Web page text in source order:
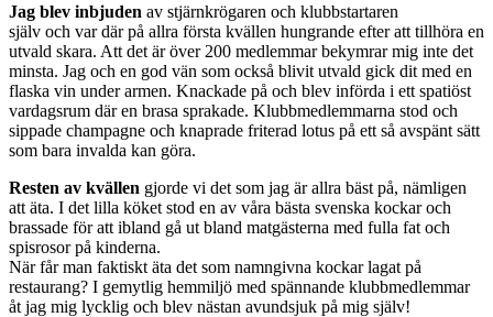
Jag blev inbjuden av stjärnkrögaren och klubbstartaren
själv och var där på allra första kvällen hungrande efter att tillhöra en
utvald skara. Att det är över 200 medlemmar bekymrar mig inte det
minsta. Jag och en god vän som också blivit utvald gick dit med en
flaska vin under armen. Knackade på och blev införda i ett spatiöst
vardagsrum där en brasa sprakade. Klubbmedlemmarna stod och
sippade champagne och knaprade friterad ­lotus på ett så avspänt sätt
som bara invalda kan göra.
Resten av kvällen gjorde vi det som jag är allra bäst på, nämligen
att äta. I det lilla köket stod en av våra bästa svenska kockar och
brassade för att ibland gå ut bland matgästerna med fulla fat och
spisrosor på kinderna.
När får man faktiskt äta det som namngivna kockar lagat på
restaurang? I gemytlig hemmiljö med spännande klubbmedlemmar
åt jag mig lycklig och blev nästan avundsjuk på mig själv!